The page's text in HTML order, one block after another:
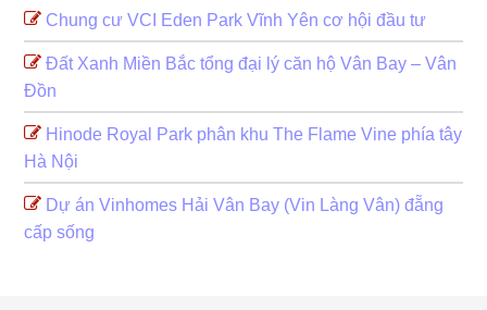
Chung cư VCI Eden Park Vĩnh Yên cơ hội đầu tư
Đất Xanh Miền Bắc tổng đại lý căn hộ Vân Bay – Vân
Đồn
Hinode Royal Park phân khu The Flame Vine phía tây
Hà Nội
Dự án Vinhomes Hải Vân Bay (Vin Làng Vân) đẵng
cấp sống